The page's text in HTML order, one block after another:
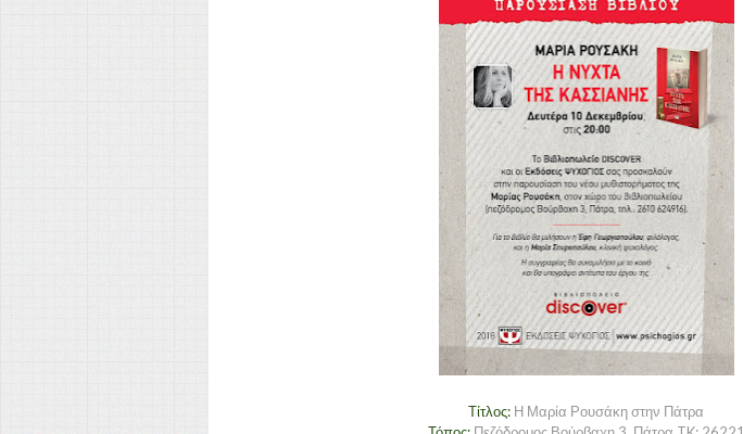
Τίτλος: Η Μαρία Ρουσάκη στην Πάτρα